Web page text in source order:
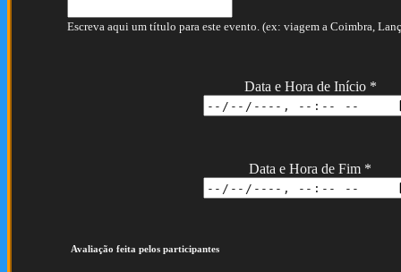
Escreva aqui um título para este evento. (ex: viagem a Coimbra,
Data e Hora de Início *
Data e Hora de Fim *
Avaliação feita pelos participantes